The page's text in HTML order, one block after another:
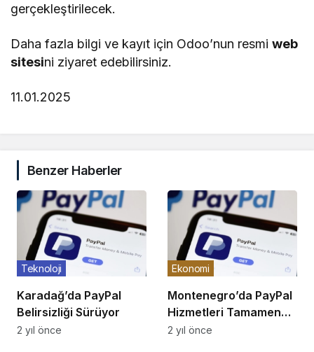
gerçekleştirilecek.
Daha fazla bilgi ve kayıt için Odoo’nun resmiweb
sitesini ziyaret edebilirsiniz.
11.01.2025
Benzer Haberler
Karadağ’da PayPal
Belirsizliği Sürüyor
Teknoloji
2 yıl önce
Montenegro’da PayPal
Hizmetleri Tamamen
Aktif Olabilir
Ekonomi
2 yıl önce